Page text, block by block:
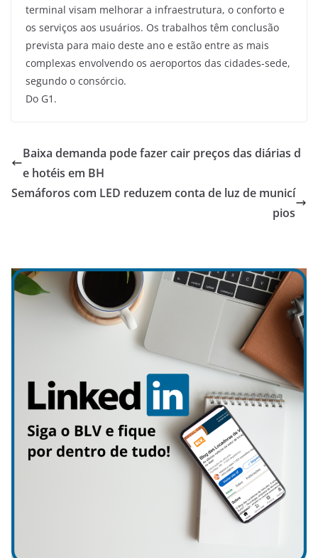
terminal visam melhorar a infraestrutura, o conforto e
os serviços aos usuários. Os trabalhos têm conclusão
prevista para maio deste ano e estão entre as mais
complexas envolvendo os aeroportos das cidades-sede,
segundo o consórcio.
Do G1.
Baixa demanda pode fazer cair preços das diárias d
e hotéis em BH
Semáforos com LED reduzem conta de luz de municí
pios